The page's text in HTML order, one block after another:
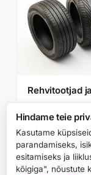
Rehvitootjad
Hindame teie
Kasutame
parandamiseks,
esitamiseks ja
kõigiga", nõustute